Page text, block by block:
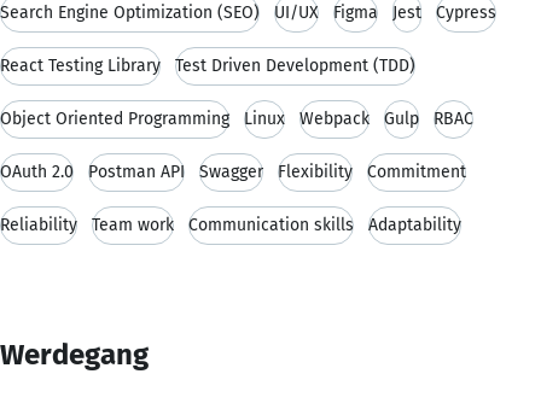
Search Engine Optimization (SEO) UI/UX Figma Jest Cypress
React Testing Library Test Driven Development (TDD)
Object Oriented Programming Linux Webpack Gulp RBAC
OAuth 2.0 Postman API Swagger Flexibility Commitment
Reliability Team work Communication skills Adaptability
Werdegang